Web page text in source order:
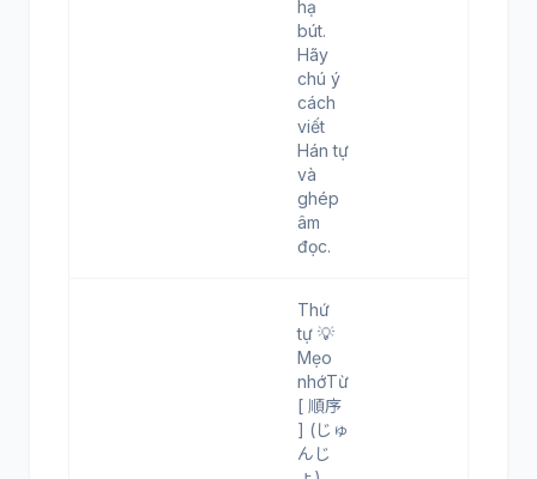
hạ
bút.
Hãy
chú ý
cách
viết
Hán tự
và
ghép
âm
đọc.
Thứ
tự 💡
Mẹo
nhớTừ
[ 順序
] (じゅ
んじ